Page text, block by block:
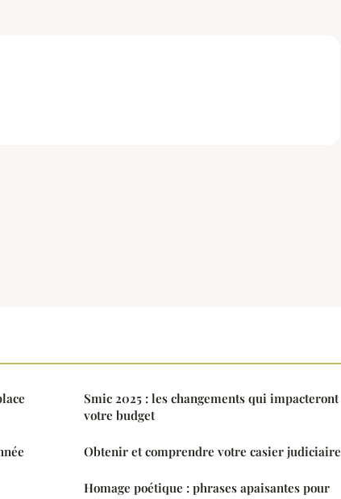
Smic 2025 : les changements qui impacteront
votre budget
Obtenir et comprendre votre casier judiciaire
Homage poétique : phrases apaisantes pour